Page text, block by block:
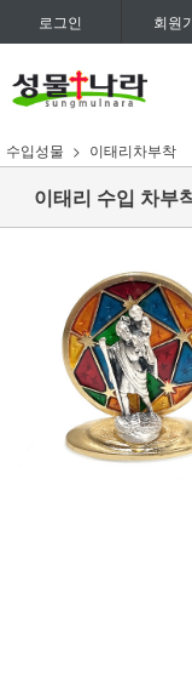
로그인 회원
수입성물 이태리차부착
이태리 수입 차부